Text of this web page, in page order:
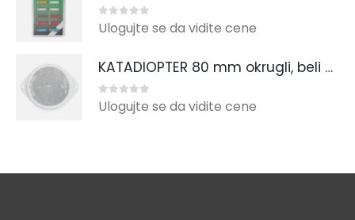
0out of 5
Ulogujte se da vidite cene
KATADIOPTER 80 mm okrugli, beli s 2 rupe i usima
0out of 5
Ulogujte se da vidite cene